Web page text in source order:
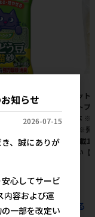
］クリーンケ
砂 緑茶の香
［ペッ
ペット
型 4本 ※
み） ※
量(混載
下さい
のおすすめ商品を見る
知らせ
2026-07-15
、誠にありが
心してサービ
内容および運
一部を改定い